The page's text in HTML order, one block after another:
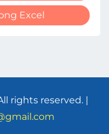
Excel
rights reserved. |